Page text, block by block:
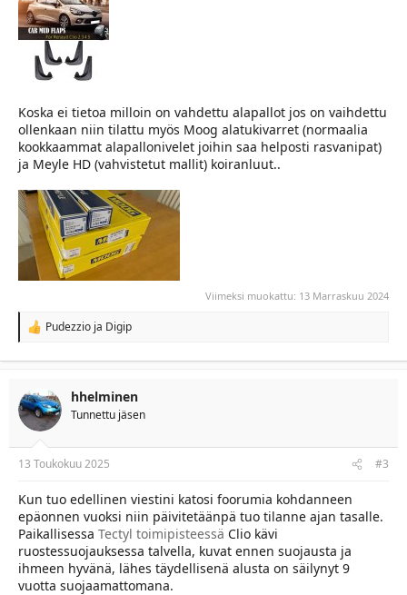
Koska ei tietoa milloin on vahdettu alapallot jos on vaihdettu
ollenkaan niin tilattu myös Moog alatukivarret (normaalia
kookkaammat alapallonivelet joihin saa helposti rasvanipat)
ja Meyle HD (vahvistetut mallit) koiranluut..
Viimeksi muokattu: 13 Marraskuu 2024
R
a
t
i
o
n
s
:
Pudezzio ja Digip
hhelminen
Tunnettu jäsen
13 Toukokuu 2025 #3
Kun tuo edellinen viestini katosi foorumia kohdanneen
epäonnen vuoksi niin päivitetäänpä tuo tilanne ajan tasalle.
Paikallisessa Tectyl toimipisteessä Clio kävi
ruostessuojauksessa talvella, kuvat ennen suojausta ja
ihmeen hyvänä, lähes täydellisenä alusta on säilynyt 9
vuotta suojaamattomana.